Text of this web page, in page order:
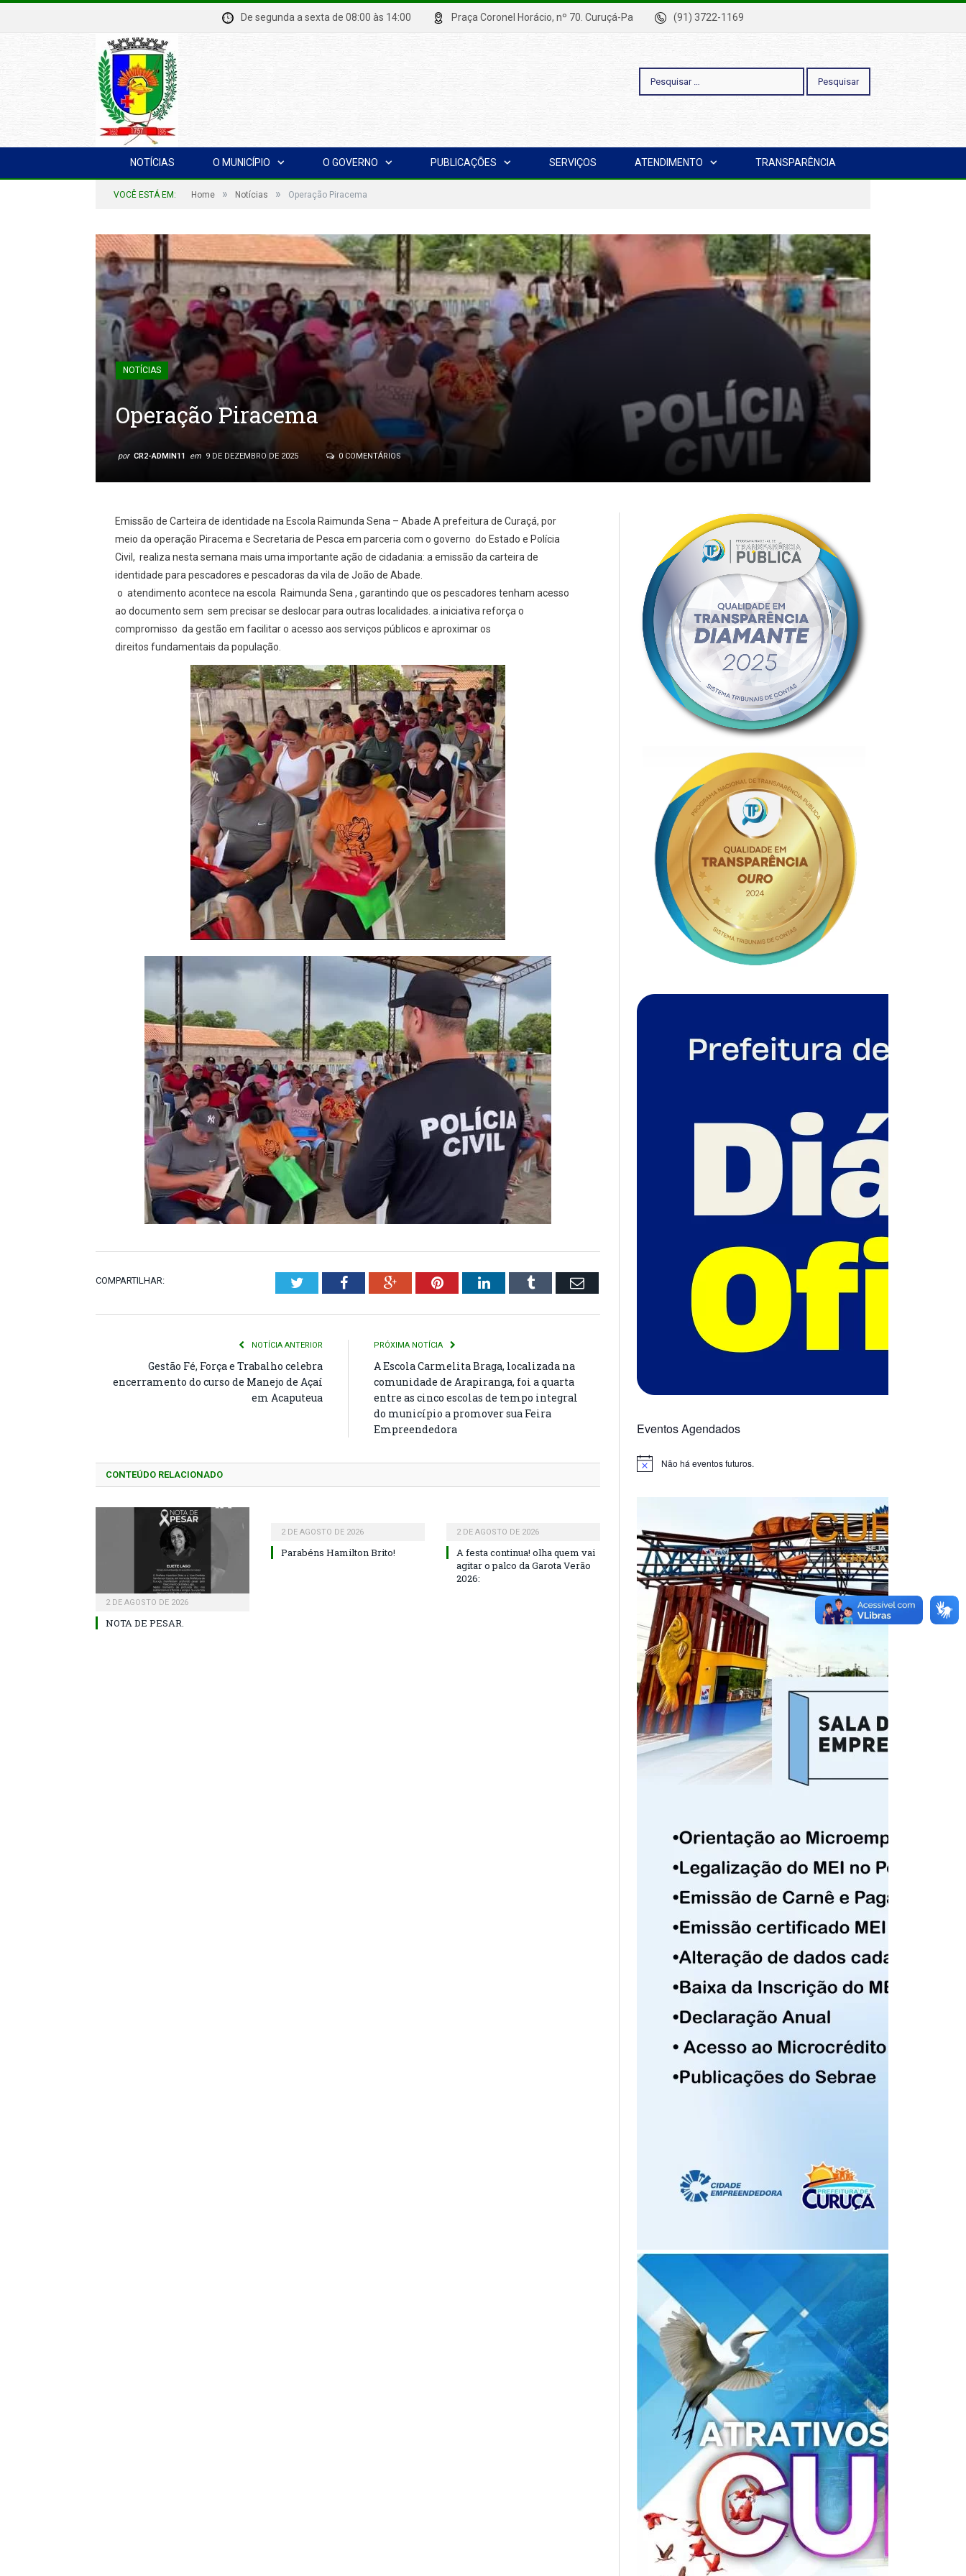
De segunda a sexta de 08:00 às 14:00 Praça Coronel Horácio, nº 70. Curuçá-Pa (91) 3722-1169
Pesquisar
por:
NOTÍCIAS O MUNICÍPIO O GOVERNO PUBLICAÇÕES SERVIÇOS ATENDIMENTO TRANSPARÊNCIA
VOCÊ ESTÁ EM: Home » Notícias » Operação Piracema
NOTÍCIAS
Operação Piracema
por CR2-ADMIN11 em 9 DE DEZEMBRO DE 2025 0 COMENTÁRIOS
Emissão de Carteira de identidade na Escola Raimunda Sena – AbadeA prefeitura de Curaçá, por
meio da operação Piracema e Secretaria de Pesca em parceria com o governo do Estado e Polícia
Civil, realiza nesta semana mais uma importante ação de cidadania: a emissão da carteira de
identidade para pescadores e pescadoras da vila de João de Abade.
o atendimento acontece na escola Raimunda Sena , garantindo que os pescadores tenham acesso
ao documento sem sem precisar se deslocar para outras localidades. a iniciativa reforça o
compromisso da gestão em facilitar o acesso aos serviços públicos e aproximar os
direitos fundamentais da população.
COMPARTILHAR: TwitterFacebookGoogle+PinterestLinkedInTumblr Email
NOTÍCIA ANTERIOR
Gestão Fé, Força e Trabalho celebra
encerramento do curso de Manejo de Açaí
em Acaputeua
PRÓXIMA NOTÍCIA
A Escola Carmelita Braga, localizada na
comunidade de Arapiranga, foi a quarta
entre as cinco escolas de tempo integral
do município a promover sua Feira
Empreendedora
CONTEÚDO RELACIONADO
2 DE AGOSTO DE 2026
NOTA DE PESAR.
2 DE AGOSTO DE 2026
Parabéns Hamilton Brito!
2 DE AGOSTO DE 2026
A festa continua! olha quem vai
agitar o palco da Garota Verão
2026:
Eventos Agendados
Notice Não há eventos futuros.